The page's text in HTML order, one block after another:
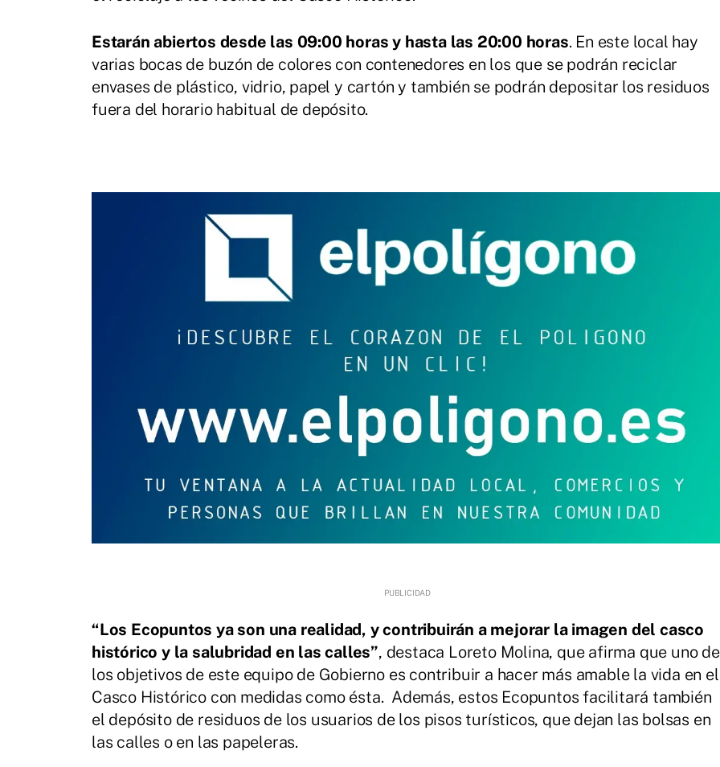
Estarán abiertos desde las 09:00 horas y hasta las 20:00 horas. En este local hay
varias bocas de buzón de colores con contenedores en los que se podrán reciclar
envases de plástico, vidrio, papel y cartón y también se podrán depositar los residuos
fuera del horario habitual de depósito.
“Los Ecopuntos ya son una realidad, y contribuirán a mejorar la imagen del casco
histórico y la salubridad en las calles”, destaca Loreto Molina, que afirma que uno de
los objetivos de este equipo de Gobierno es contribuir a hacer más amable la vida en el
Casco Histórico con medidas como ésta. Además, estos Ecopuntos facilitará también
el depósito de residuos de los usuarios de los pisos turísticos, que dejan las bolsas en
las calles o en las papeleras.